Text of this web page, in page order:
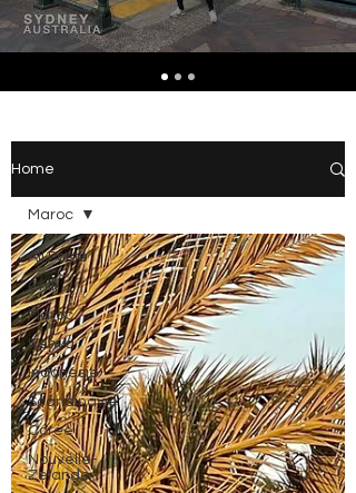
Home
All Posts
Chili
Maroc
Kenya
Indonésie
Scandinavie
Corée
Nouvelle-
Zélande
Maroc